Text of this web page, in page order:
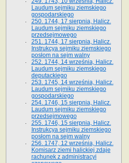
Laudum sejmiku ziemskiego
gospodarskiego
250. 1744, 17 sierpnia, Halicz.
Laudum sejmiku ziemskiego
przedsejmowego
251. 1744, 17 sierpnia, Halicz.
Instrukcya sejmiku ziemskiego
posłom na sejm walny
252. 1744, 14 września, Halicz.
Laudum sejmiku ziemskiego
deputackiego
253. 1745, 14 września, Halicz.
Laudum sejmiku ziemskiego
gospodarskiego
254. 1746, 15 sierpnia, Halicz.
Laudum sejmiku ziemskiego
przedsejmowego
255. 1746, 15 sierpnia, Halicz.
Instrukcya sejmiku ziemskiego
posłom na sejm walny
256. 1747, 12 września, Halicz.
Komisarz ziemi halickiej zdaje
rachunek z administracyi